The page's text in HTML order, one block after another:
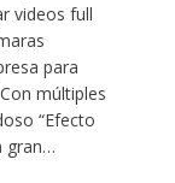
videos full
para
múltiples
“Efecto
gran…